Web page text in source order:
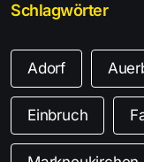
Schlagwörter
Adorf
Einbruch